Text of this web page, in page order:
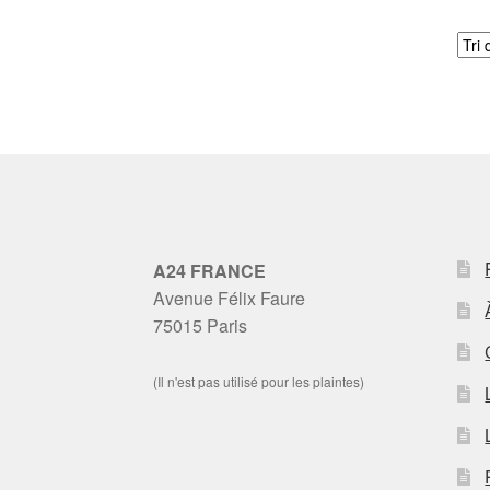
A24 FRANCE
Avenue Félix Faure
75015 Paris
(Il n'est pas utilisé pour les plaintes)